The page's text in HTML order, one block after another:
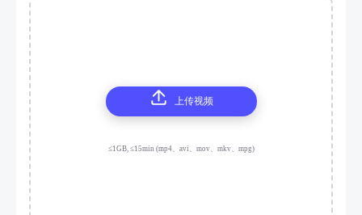
上传视频
≤1GB, ≤15min (mp4、avi、mov、mkv、mpg)